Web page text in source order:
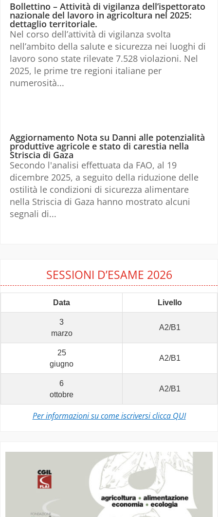
Bollettino – Attività di vigilanza dell’ispettorato
nazionale del lavoro in agricoltura nel 2025:
dettaglio territoriale.
Nel corso dell’attività di vigilanza svolta
nell’ambito della salute e sicurezza nei luoghi di
lavoro sono state rilevate 7.528 violazioni. Nel
2025, le prime tre regioni italiane per
numerosità...
Aggiornamento Nota su Danni alle potenzialità
produttive agricole e stato di carestia nella
Striscia di Gaza
Secondo l'analisi effettuata da FAO, al 19
dicembre 2025, a seguito della riduzione delle
ostilità le condizioni di sicurezza alimentare
nella Striscia di Gaza hanno mostrato alcuni
segnali di...
SESSIONI D’ESAME 2026
Data Livello
3
marzo
A2/B1
25
giugno
A2/B1
6
ottobre
A2/B1
Per informazioni su come iscriversi clicca QUI